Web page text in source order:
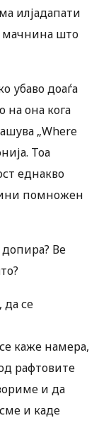
илјадапати
мачнина што
убаво доаѓа
на она кога
„Where
Тоа
еднакво
помножен
допира? Ве
да се
каже намера,
рафтовите
и да
и каде